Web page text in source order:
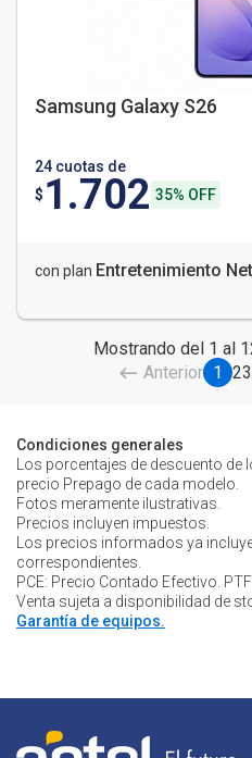
Samsung Galaxy S26
24 cuotas de
$ 1.702 35% OFF
con plan Entretenimiento
Mostrando del 1 al
Anterior 1 23
Condiciones generales
Los porcentajes de descuento
precio Prepago de cada modelo.
Fotos meramente ilustrativas.
Precios incluyen impuestos.
Los precios informados ya
correspondientes.
PCE: Precio Contado Efectivo.
Venta sujeta a disponibilidad de
Garantía de equipos.